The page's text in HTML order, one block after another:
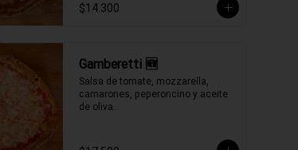
$14.300
Gamberetti 🆕
Salsa de tomate, mozzarella,
camarones, peperoncino y aceite
de oliva.